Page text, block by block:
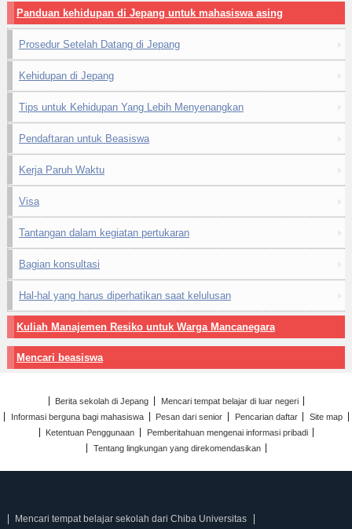
Panduan kehidupan di Jepang untuk mahasiswa asing
Prosedur Setelah Datang di Jepang
Kehidupan di Jepang
Tips untuk Kehidupan Yang Lebih Menyenangkan
Pendaftaran untuk Beasiswa
Kerja Paruh Waktu
Visa
Tantangan dalam kegiatan pertukaran
Bagian konsultasi
Hal-hal yang harus diperhatikan saat kelulusan
Kuliah Manajemen Resiko untuk Warga Mancanegara
Mencari beasiswa
Berita sekolah di Jepang
Mencari tempat belajar di luar negeri
Informasi berguna bagi mahasiswa
Pesan dari senior Pencarian daftar
Site map
Ketentuan Penggunaan
Pemberitahuan mengenai informasi pribadi
Tentang lingkungan yang direkomendasikan
Mencari tempat belajar sekolah dari Chiba Universitas